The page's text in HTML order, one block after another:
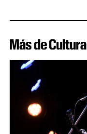
Más de Cultura